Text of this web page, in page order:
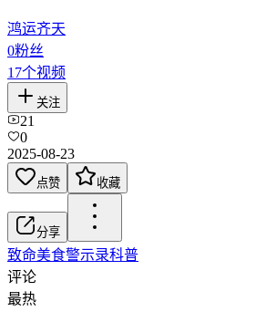
鸿运齐天
0粉丝
17个视频
关注
21
0
2025-08-23
点赞 收藏
分享
致命美食警示录科普
评论
最热